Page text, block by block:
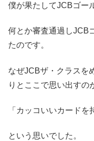
僕が果たしてJCBゴー
何とか審査通過しJCB
たのです。
なぜJCBザ・クラスを
りとここで思い出すの
「カッコいいカードを
という思いでした。